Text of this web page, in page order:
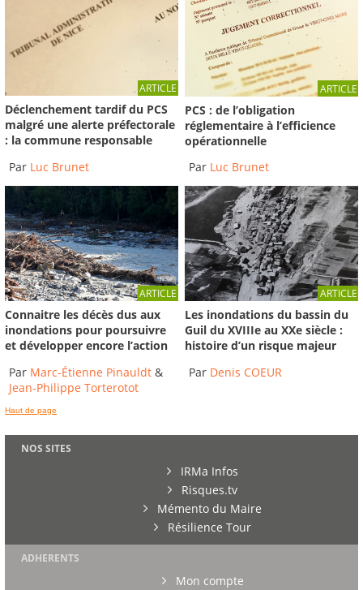
ARTICLE
Déclenchement tardif du PCS
malgré une alerte préfectorale
: la commune responsable
Par Luc Brunet
ARTICLE
PCS : de l’obligation
réglementaire à l’efficience
opérationnelle
Par Luc Brunet
ARTICLE
Connaitre les décès dus aux
inondations pour poursuivre
et développer encore l’action
Par Marc-Étienne Pinauldt &
Jean-Philippe Torterotot
ARTICLE
Les inondations du bassin du
Guil du XVIIIe au XXe siècle :
histoire d’un risque majeur
Par Denis COEUR
Haut de page
NOS SITES
IRMa Infos
Risques.tv
Mémento du Maire
Résilience Tour
ADHERENTS
Mon compte